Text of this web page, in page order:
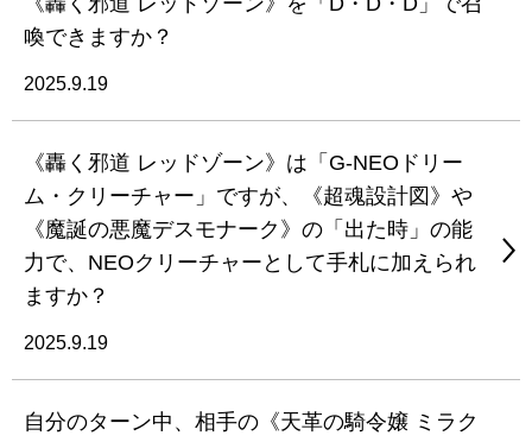
喚できますか？
2025.9.19
《轟く邪道 レッドゾーン》は「G-NEOドリー
ム・クリーチャー」ですが、《超魂設計図》や
《魔誕の悪魔デスモナーク》の「出た時」の能
力で、NEOクリーチャーとして手札に加えられ
ますか？
2025.9.19
自分のターン中、相手の《天革の騎令嬢 ミラク